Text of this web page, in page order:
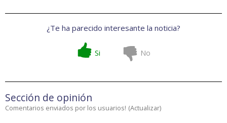
¿Te ha parecido interesante la noticia?
Si No
Sección de opinión
Comentarios enviados por los usuarios! (Actualizar)